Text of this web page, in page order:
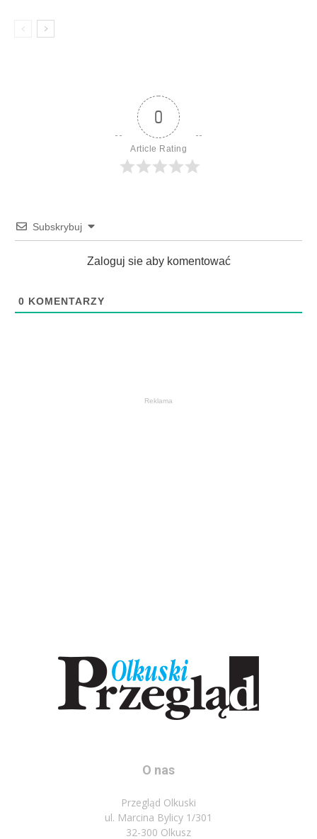
0
Article Rating
Subskrybuj
Zaloguj sie aby komentować
0 KOMENTARZY
Reklama
O nas
Przegląd Olkuski
ul. Marcina Bylicy 1/301
32-300 Olkusz